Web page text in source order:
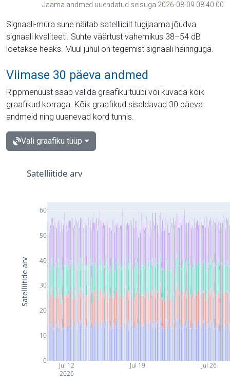
Jaama andmed uuendatud seisuga 2026-08-09 08:40:00
Signaali-müra suhe näitab satelliidilt tugijaama jõudva
signaali kvaliteeti. Suhte väärtust vahemikus 38–54 dB
loetakse heaks. Muul juhul on tegemist signaali häiringuga.
Viimase 30 päeva andmed
Rippmenüüst saab valida graafiku tüübi või kuvada kõik
graafikud korraga. Kõik graafikud sisaldavad 30 päeva
andmeid ning uuenevad kord tunnis.
Vali graafiku tüüp
Jul 12
2026
Jul 19 Jul 26
0
10
20
30
40
50
60
Satelliitide arv
Satelliitide arv